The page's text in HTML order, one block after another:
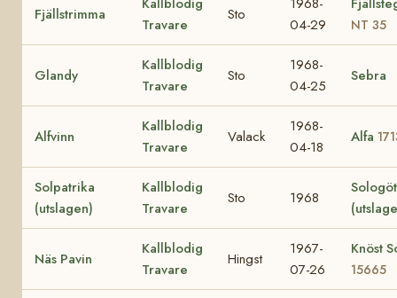
Fjällstrimma
Travare
Sto
04-29
NT 35
Glandy
Kallblodig
Travare
Sto
1968-
04-25
Sebra
Alfvinn
Kallblodig
Travare
Valack
1968-
04-18
Alfa
Solpatrika
(utslagen)
Kallblodig
Travare
Sto 1968
Näs Pavin
Kallblodig
Travare
Hingst
1967-
07-26
Knöst
15665